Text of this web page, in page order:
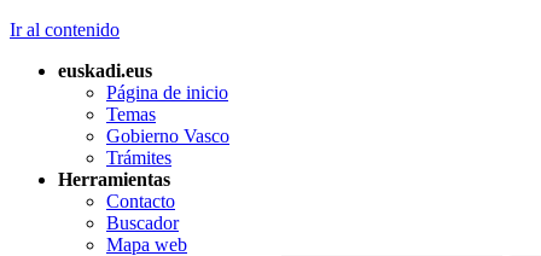
Ir al contenido
euskadi.eus
Página de inicio
Temas
Gobierno Vasco
Trámites
Herramientas
Contacto
Buscador
Mapa web